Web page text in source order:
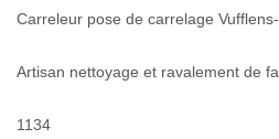
Carreleur pose de carrelage
Artisan nettoyage et ravalement de
1134